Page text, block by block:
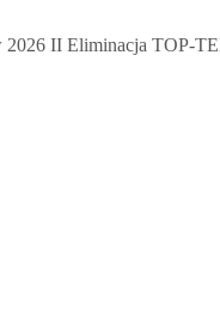
II Eliminacja TOP-